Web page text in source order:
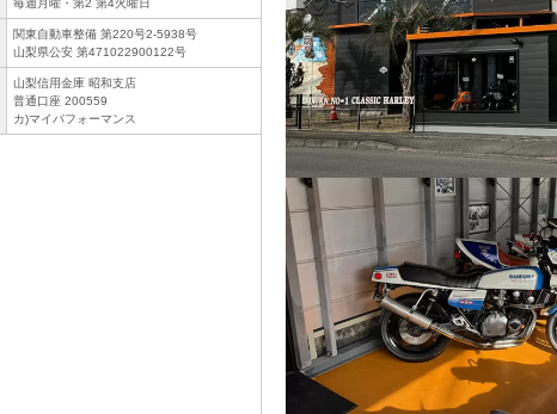
毎週月曜・第2 第4火曜日
関東自動車整備 第220号2-5938号
山梨県公安 第471022900122号
山梨信用金庫 昭和支店
普通口座 200559
カ)マイパフォーマンス